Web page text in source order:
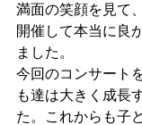
満面の笑顔を見て
開催して本当に良
ました。
今回のコンサート
も達は大きく成長
た。これからも子